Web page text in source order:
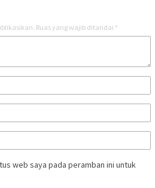
Ruas yang wajib ditandai *
web saya pada peramban ini untuk